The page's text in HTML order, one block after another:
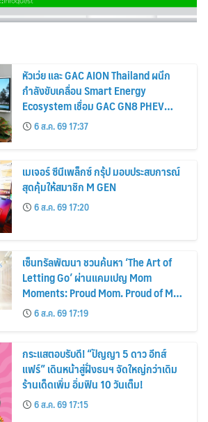
หัวเว่ย และ GAC AION Thailand ผนึก
กำลังขับเคลื่อน Smart Energy
Ecosystem เชื่อม GAC GN8 PHEV
รถยนต์ MPV ระดับพรีเมียม เข้ากับ
พลังงานแสงอาทิตย์ภายในบ้าน
6 ส.ค. 69 17:37
เมเจอร์ ซีนีเพล็กซ์ กรุ้ป มอบประสบการณ์
สุดคุ้มให้สมาชิก M GEN
6 ส.ค. 69 17:20
เซ็นทรัลพัฒนา ชวนค้นหา ‘The Art of
Letting Go’ ผ่านแคมเปญ Mom
Moments: Proud Mom. Proud of My
Mom.6 ส.ค. 69 17:19
กระแสตอบรับดี! “ปัญญา 5 ดาว อีทส์
แฟร์” เดินหน้าสู่ฝั่งธนฯ จัดใหญ่กว่าเดิม
ร้านเด็ดเพิ่ม อิ่มฟิน 10 วันเต็ม!
6 ส.ค. 69 17:15